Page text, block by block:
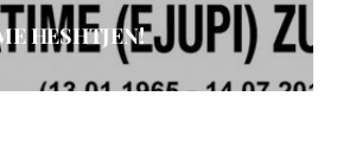
HESHTJEN!